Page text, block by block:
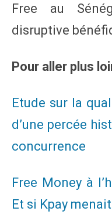
Free au
disruptive
Pour aller plus
Etude sur la
d’une percée
concurrence
Free Money à
Et si Kpay